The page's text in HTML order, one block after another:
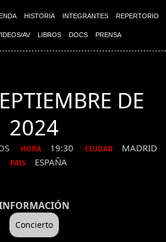
HISTORIA INTEGRANTES REPERTORIO
AV LIBROS DOCS PRENSA
DE
2024
HORA 19:30 CIUDAD MADRID
PAIS ESPAÑA
Concierto